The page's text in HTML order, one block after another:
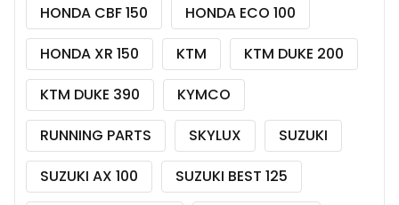
HONDA CBF 150
HONDA ECO 100
HONDA XR 150
KTM
KTM DUKE 200
KTM DUKE 390
KYMCO
RUNNING PARTS
SKYLUX
SUZUKI
SUZUKI AX 100
SUZUKI BEST 125